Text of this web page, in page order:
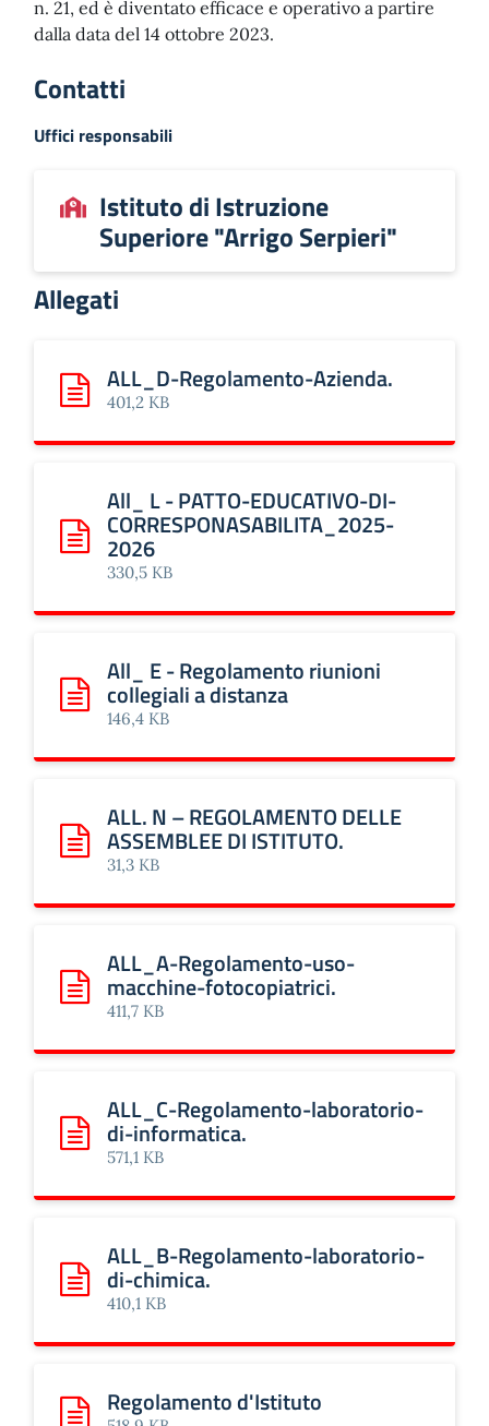
n. 21, ed è diventato efficace e operativo a partire
dalla data del 14 ottobre 2023.
Contatti
Uffici responsabili
Istituto di Istruzione
Superiore "Arrigo Serpieri"
Allegati
Scarica: ALL_D-Regolamento-Azienda.
ALL_D-Regolamento-Azienda.
401,2 KB
Scarica: All_ L - PATTO-EDUCATIVO-DI-
All_ L - PATTO-EDUCATIVO-DI-
CORRESPONASABILITA_2025-
2026
330,5 KB
Scarica: All_ E - Regolamento riunioni collegiali a distanza
All_ E - Regolamento riunioni
collegiali a distanza
146,4 KB
Scarica: ALL. N – REGOLAMENTO DELLE ASSEMBLEE DI
ALL. N – REGOLAMENTO DELLE
ASSEMBLEE DI ISTITUTO.
31,3 KB
Scarica: ALL_A-Regolamento-uso-macchine-
ALL_A-Regolamento-uso-
macchine-fotocopiatrici.
411,7 KB
Scarica: ALL_C-Regolamento-laboratorio-di-informatica.
ALL_C-Regolamento-laboratorio-
di-informatica.
571,1 KB
Scarica: ALL_B-Regolamento-laboratorio-di-chimica.
ALL_B-Regolamento-laboratorio-
di-chimica.
410,1 KB
Regolamento d'Istituto